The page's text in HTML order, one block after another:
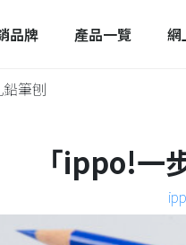
品牌 產品一覽 網
筆刨
「ippo!一